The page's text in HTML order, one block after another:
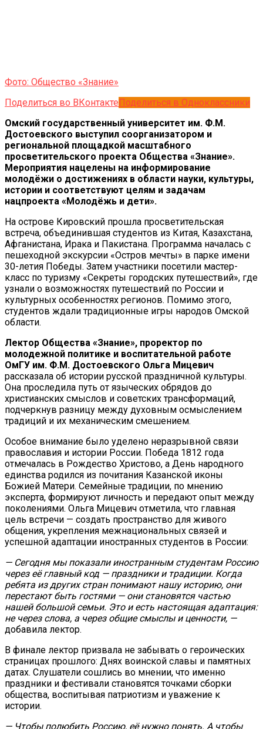
Фото: Общество «Знание»
Поделиться во ВКонтактеПоделиться в Одноклассники
Омский государственный университет им. Ф.М.
Достоевского выступил соорганизатором и
региональной площадкой масштабного
просветительского проекта Общества «Знание».
Мероприятия нацелены на информирование
молодёжи о достижениях в области науки, культуры,
истории и соответствуют целям и задачам
нацпроекта «Молодёжь и дети».
На острове Кировский прошла просветительская
встреча, объединившая студентов из Китая, Казахстана,
Афганистана, Ирака и Пакистана. Программа началась с
пешеходной экскурсии «Остров мечты» в парке имени
30-летия Победы. Затем участники посетили мастер-
класс по туризму «Секреты городских путешествий», где
узнали о возможностях путешествий по России и
культурных особенностях регионов. Помимо этого,
студентов ждали традиционные игры народов Омской
области.
Лектор Общества «Знание», проректор по
молодежной политике и воспитательной работе
ОмГУ им. Ф.М. Достоевского Ольга Мицевич
рассказала об истории русской праздничной культуры.
Она проследила путь от языческих обрядов до
христианских смыслов и советских трансформаций,
подчеркнув разницу между духовным осмыслением
традиций и их механическим смешением.
Особое внимание было уделено неразрывной связи
православия и истории России. Победа 1812 года
отмечалась в Рождество Христово, а День народного
единства родился из почитания Казанской иконы
Божией Матери. Семейные традиции, по мнению
эксперта, формируют личность и передают опыт между
поколениями. Ольга Мицевич отметила, что главная
цель встречи — создать пространство для живого
общения, укрепления межнациональных связей и
успешной адаптации иностранных студентов в России:
— Сегодня мы показали иностранным студентам Россию
через её главный код — праздники и традиции. Когда
ребята из других стран понимают нашу историю, они
перестают быть гостями — они становятся частью
нашей большой семьи. Это и есть настоящая адаптация:
не через слова, а через общие смыслы и ценности, —
добавила лектор.
В финале лектор призвала не забывать о героических
страницах прошлого: Днях воинской славы и памятных
датах. Слушатели сошлись во мнении, что именно
праздники и фестивали становятся точками сборки
общества, воспитывая патриотизм и уважение к
истории.
— Чтобы полюбить Россию, её нужно понять. А чтобы